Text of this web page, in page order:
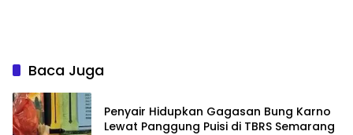
Baca Juga
Penyair Hidupkan Gagasan Bung Karno
Lewat Panggung Puisi di TBRS Semarang